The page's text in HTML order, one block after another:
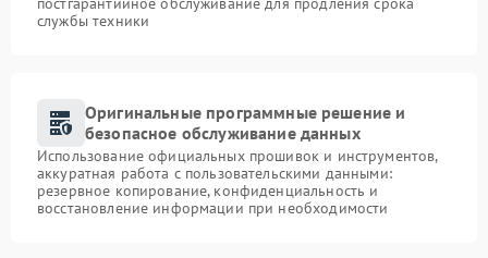
службы техники
Оригинальные программные решение и
безопасное обслуживание данных
Использование официальных прошивок и инструментов,
аккуратная работа с пользовательскими данными:
резервное копирование, конфиденциальность и
восстановление информации при необходимости